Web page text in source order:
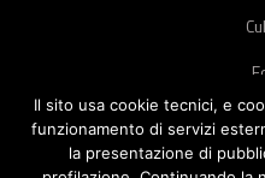
Il sito usa cookie tecnici, e
funzionamento di servizi
la presentazione di